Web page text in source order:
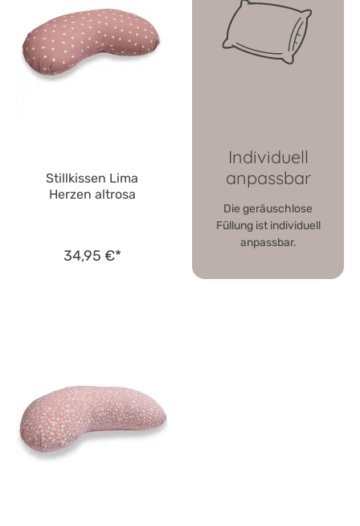
Individuell
anpassbar
Die geräuschlose
Füllung ist individuell
anpassbar.
Stillkissen Lima
Herzen altrosa
34,95 €*